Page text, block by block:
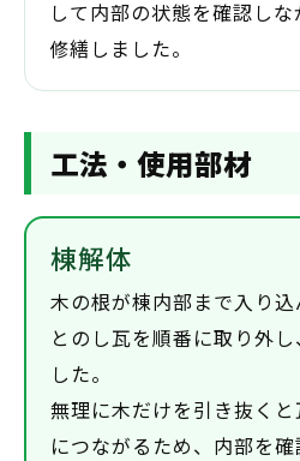
して内部の状態を確認し
修繕しました。
工法・使用部材
棟解体
木の根が棟内部まで入り
とのし瓦を順番に取り外
した。
無理に木だけを引き抜く
につながるため、内部を